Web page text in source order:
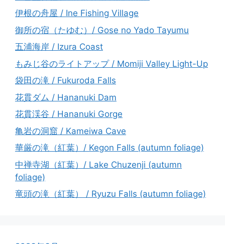
伊根の舟屋 / Ine Fishing Village
御所の宿（たゆむ）/ Gose no Yado Tayumu
五浦海岸 / Izura Coast
もみじ谷のライトアップ / Momiji Valley Light-Up
袋田の滝 / Fukuroda Falls
花貫ダム / Hananuki Dam
花貫渓谷 / Hananuki Gorge
亀岩の洞窟 / Kameiwa Cave
華厳の滝（紅葉）/ Kegon Falls (autumn foliage)
中禅寺湖（紅葉）/ Lake Chuzenji (autumn
foliage)
竜頭の滝（紅葉） / Ryuzu Falls (autumn foliage)